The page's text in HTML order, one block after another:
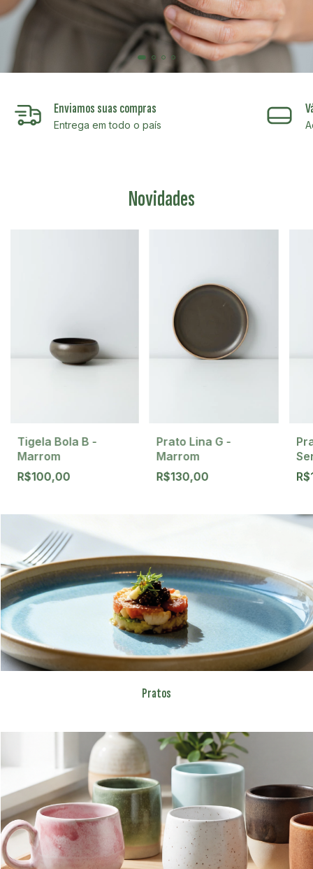
Enviamos suas compras
Entrega em todo o país
Novidades
Tigela Bola B -
Marrom
R$100,00
Prato Lina G -
Marrom
R$130,00
Pratos